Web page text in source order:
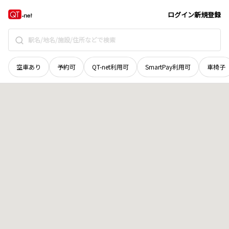
ログイン新規登録
空車あり 予約可 QT-net利用可 SmartPay利用可 車椅子
北海道